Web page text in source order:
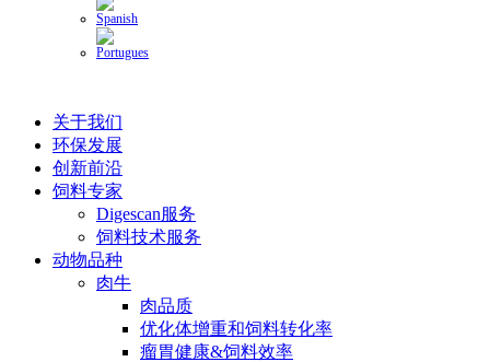
关于我们
环保发展
创新前沿
饲料专家
Digescan服务
饲料技术服务
动物品种
肉牛
肉品质
优化体增重和饲料转化率
瘤胃健康&饲料效率